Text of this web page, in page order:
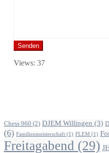
Views: 37
Chess 960 (2) DJEM Willingen (3)
(6) Familienmeisterschaft (1) FLEM (1)
Freitagabend (29)